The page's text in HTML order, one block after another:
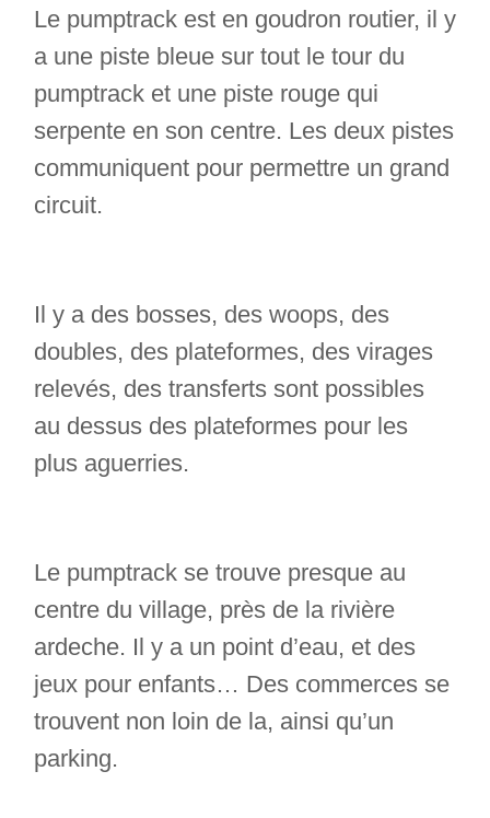
Le pumptrack est en goudron routier, il y
a une piste bleue sur tout le tour du
pumptrack et une piste rouge qui
serpente en son centre. Les deux pistes
communiquent pour permettre un grand
circuit.
Il y a des bosses, des woops, des
doubles, des plateformes, des virages
relevés, des transferts sont possibles
au dessus des plateformes pour les
plus aguerries.
Le pumptrack se trouve presque au
centre du village, près de la rivière
ardeche. Il y a un point d’eau, et des
jeux pour enfants… Des commerces se
trouvent non loin de la, ainsi qu’un
parking.